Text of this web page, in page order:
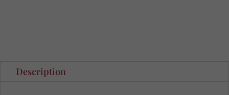
Description